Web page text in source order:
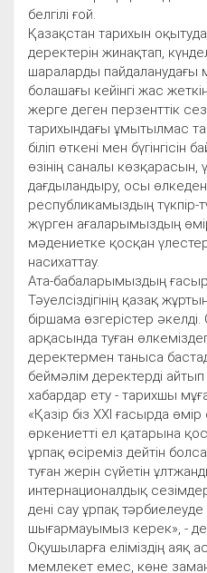
белгілі ғой.
Қазақстан тарихын
деректерін жинақтап,
шараларды пайдаланудағы
болашағы кейінгі жас
жерге деген перзенттік
тарихындағы ұмытылмас
біліп өткені мен
өзінің саналы көзқарасын,
дағдыландыру, осы
республикамыздың түкпір-
жүрген ағаларымыздың
мәдениетке қосқан
насихаттау.
Ата-бабаларымыздың
Тәуелсіздігінің қазақ
біршама өзгерістер
арқасында туған
деректермен таныса
беймәлім деректерді
хабардар ету - тарихшы
«Қазір біз ХХІ ғасырда
өркениетті ел қатарына
ұрпақ өсіреміз дейтін
туған жерін сүйетін
интернационалдық
дені сау ұрпақ
шығармауымыз керек», -
Оқушыларға еліміздің аяқ
мемлекет емес, көне